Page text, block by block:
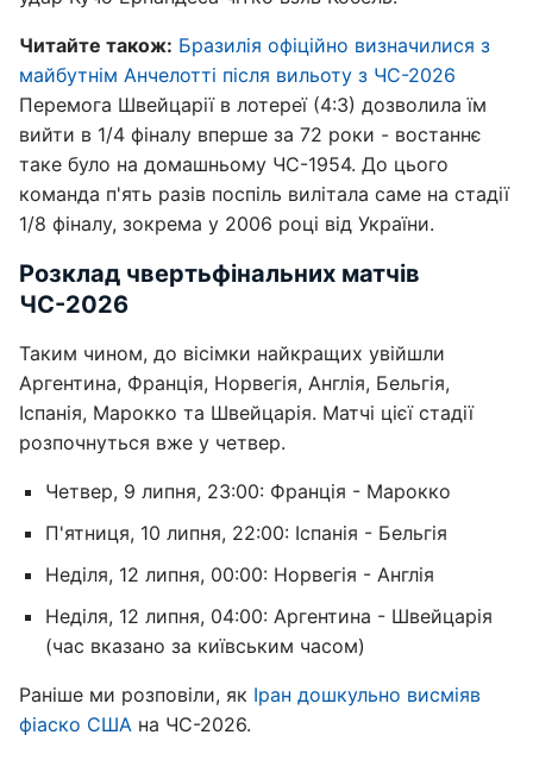
Читайте також: Бразилія офіційно визначилися з
майбутнім Анчелотті після вильоту з ЧС-2026
Перемога Швейцарії в лотереї (4:3) дозволила їм
вийти в 1/4 фіналу вперше за 72 роки - востаннє
таке було на домашньому ЧС-1954. До цього
команда п'ять разів поспіль вилітала саме на стадії
1/8 фіналу, зокрема у 2006 році від України.
Розклад чвертьфінальних матчів
ЧС-2026
Таким чином, до вісімки найкращих увійшли
Аргентина, Франція, Норвегія, Англія, Бельгія,
Іспанія, Марокко та Швейцарія. Матчі цієї стадії
розпочнуться вже у четвер.
Четвер, 9 липня, 23:00: Франція - Марокко
П'ятниця, 10 липня, 22:00: Іспанія - Бельгія
Неділя, 12 липня, 00:00: Норвегія - Англія
Неділя, 12 липня, 04:00: Аргентина - Швейцарія
(час вказано за київським часом)
Раніше ми розповіли, як Іран дошкульно висміяв
фіаско США на ЧС-2026.